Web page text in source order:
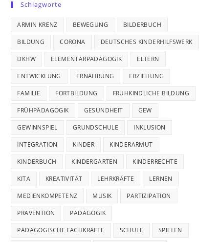
Schlagworte
ARMIN KRENZ BEWEGUNG BILDERBUCH
BILDUNG CORONA DEUTSCHES KINDERHILFSWERK
DKHW ELEMENTARPÄDAGOGIK ELTERN
ENTWICKLUNG ERNÄHRUNG ERZIEHUNG
FAMILIE FORTBILDUNG FRÜHKINDLICHE BILDUNG
FRÜHPÄDAGOGIK GESUNDHEIT GEW
GEWINNSPIEL GRUNDSCHULE INKLUSION
INTEGRATION KINDER KINDERARMUT
KINDERBUCH KINDERGARTEN KINDERRECHTE
KITA KREATIVITÄT LEHRKRÄFTE LERNEN
MEDIENKOMPETENZ MUSIK PARTIZIPATION
PRÄVENTION PÄDAGOGIK
PÄDAGOGISCHE FACHKRÄFTE SCHULE SPIELEN